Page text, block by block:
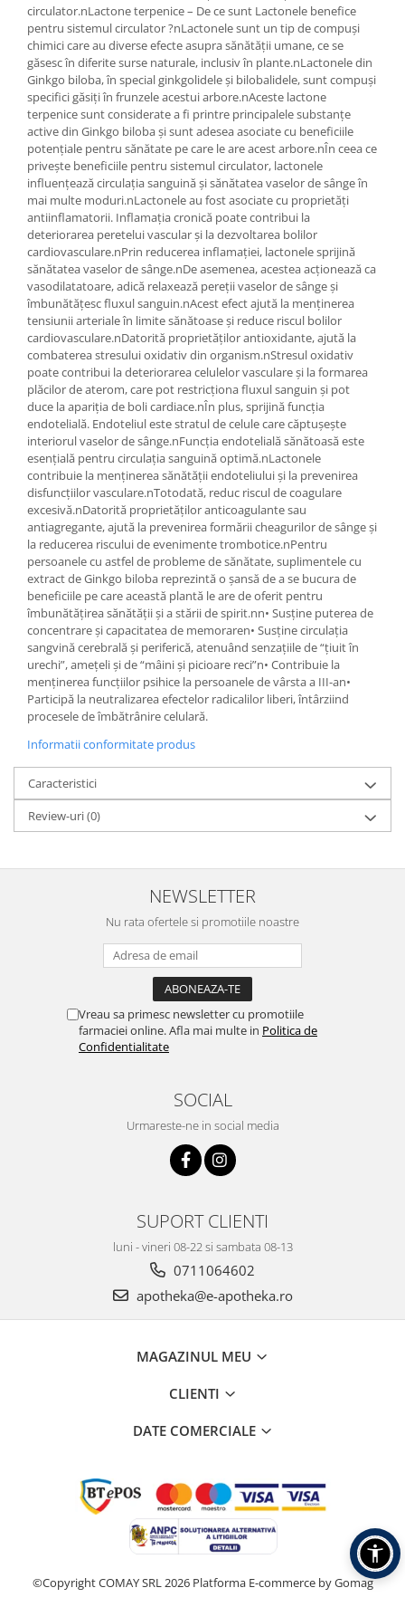
circulator.nLactone terpenice – De ce sunt Lactonele benefice
pentru sistemul circulator ?nLactonele sunt un tip de compuși
chimici care au diverse efecte asupra sănătății umane, ce se
găsesc în diferite surse naturale, inclusiv în plante.nLactonele din
Ginkgo biloba, în special ginkgolidele și bilobalidele, sunt compuși
specifici găsiți în frunzele acestui arbore.nAceste lactone
terpenice sunt considerate a fi printre principalele substanțe
active din Ginkgo biloba și sunt adesea asociate cu beneficiile
potențiale pentru sănătate pe care le are acest arbore.nÎn ceea ce
privește beneficiile pentru sistemul circulator, lactonele
influențează circulația sanguină și sănătatea vaselor de sânge în
mai multe moduri.nLactonele au fost asociate cu proprietăți
antiinflamatorii. Inflamația cronică poate contribui la
deteriorarea peretelui vascular și la dezvoltarea bolilor
cardiovasculare.nPrin reducerea inflamației, lactonele sprijină
sănătatea vaselor de sânge.nDe asemenea, acestea acționează ca
vasodilatatoare, adică relaxează pereții vaselor de sânge și
îmbunătățesc fluxul sanguin.nAcest efect ajută la menținerea
tensiunii arteriale în limite sănătoase și reduce riscul bolilor
cardiovasculare.nDatorită proprietăților antioxidante, ajută la
combaterea stresului oxidativ din organism.nStresul oxidativ
poate contribui la deteriorarea celulelor vasculare și la formarea
plăcilor de aterom, care pot restricționa fluxul sanguin și pot
duce la apariția de boli cardiace.nÎn plus, sprijină funcția
endotelială. Endoteliul este stratul de celule care căptușește
interiorul vaselor de sânge.nFuncția endotelială sănătoasă este
esențială pentru circulația sanguină optimă.nLactonele
contribuie la menținerea sănătății endoteliului și la prevenirea
disfuncțiilor vasculare.nTotodată, reduc riscul de coagulare
excesivă.nDatorită proprietăților anticoagulante sau
antiagregante, ajută la prevenirea formării cheagurilor de sânge și
la reducerea riscului de evenimente trombotice.nPentru
persoanele cu astfel de probleme de sănătate, suplimentele cu
extract de Ginkgo biloba reprezintă o șansă de a se bucura de
beneficiile pe care această plantă le are de oferit pentru
îmbunătățirea sănătății și a stării de spirit.nn• Susține puterea de
concentrare și capacitatea de memoraren• Susține circulația
sangvină cerebrală și periferică, atenuând senzațiile de “țiuit în
urechi”, amețeli și de “mâini și picioare reci”n• Contribuie la
menținerea funcțiilor psihice la persoanele de vârsta a III-an•
Participă la neutralizarea efectelor radicalilor liberi, întârziind
procesele de îmbătrânire celulară.
Informatii conformitate produs
Caracteristici
Review-uri(0)
NEWSLETTER
Nu rata ofertele si promotiile noastre
Vreau sa primesc newsletter cu promotiile
farmaciei online. Afla mai multe in Politica de
Confidentialitate
SOCIAL
Urmareste-ne in social media
SUPORT CLIENTI
luni - vineri 08-22 si sambata 08-13
0711064602
apotheka@e-apotheka.ro
MAGAZINUL MEU
CLIENTI
DATE COMERCIALE
©Copyright COMAY SRL 2026 Platforma E-commerce by Gomag